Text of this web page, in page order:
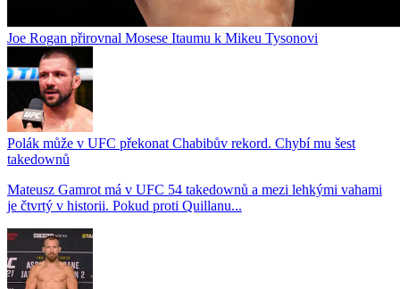
Joe Rogan přirovnal Mosese Itaumu k Mikeu Tysonovi
Polák může v UFC překonat Chabibův rekord. Chybí mu šest
takedownů
Mateusz Gamrot má v UFC 54 takedownů a mezi lehkými vahami
je čtvrtý v historii. Pokud proti Quillanu...